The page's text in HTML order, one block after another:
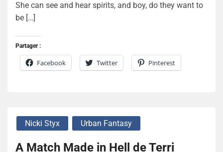
She can see and hear spirits, and boy, do they want to
be […]
Partager :
Facebook Twitter Pinterest
Nicki Styx Urban Fantasy
A Match Made in Hell de Terri